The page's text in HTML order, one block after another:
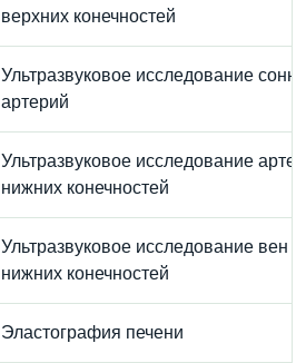
верхних конечностей
Ультразвуковое исследование
артерий
Ультразвуковое исследование
нижних конечностей
Ультразвуковое исследование вен
нижних конечностей
Эластография печени